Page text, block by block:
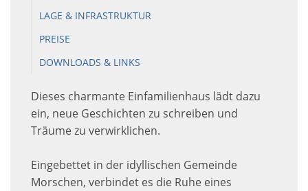
LAGE & INFRASTRUKTUR
PREISE
DOWNLOADS & LINKS
Dieses charmante Einfamilienhaus lädt dazu
ein, neue Geschichten zu schreiben und
Träume zu verwirklichen.
Eingebettet in der idyllischen Gemeinde
Morschen, verbindet es die Ruhe eines